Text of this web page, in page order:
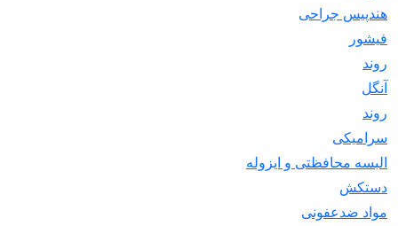
هندپیس جراحی
فیشور
روند
آنگل
روند
سرامیکی
البسه محافظتی و ایزوله
دستکش
مواد ضدعفونی